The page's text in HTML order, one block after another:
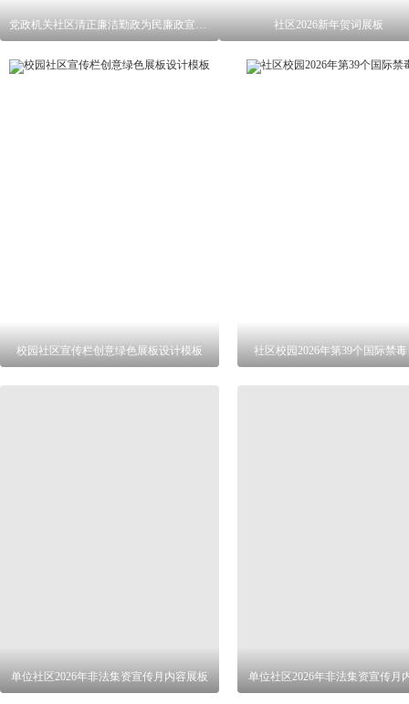
党政机关社区清正廉洁勤政为民廉政宣传栏 社区2026新年贺词展板
校园社区宣传栏创意绿色展板设计模板 社区校园2026年第39个国际禁
单位社区2026年非法集资宣传月内容展板 单位社区2026年非法集资宣传月